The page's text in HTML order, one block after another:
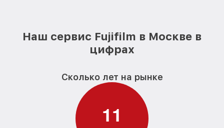
Наш сервис Fujifilm в Москве в
цифрах
Сколько лет на рынке
11